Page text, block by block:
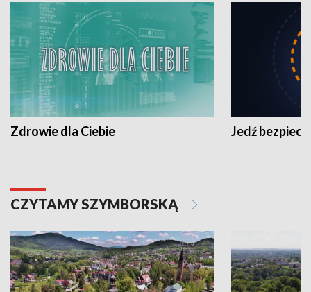
Zdrowie dla Ciebie Jedź
CZYTAMY SZYMBORSKĄ